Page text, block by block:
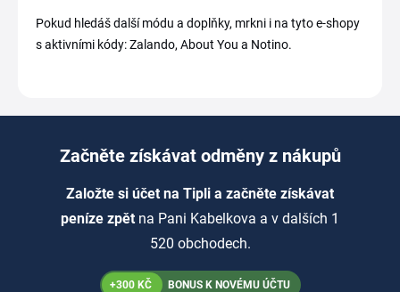
Pokud hledáš další módu a doplňky, mrkni i na tyto e-shopy
s aktivními kódy: Zalando, About You a Notino.
Začněte získávat odměny z nákupů
Založte si účet na Tipli a začněte získávat
peníze zpět na Pani Kabelkova a v dalších 1
520 obchodech.
+300 KČ BONUS K NOVÉMU ÚČTU